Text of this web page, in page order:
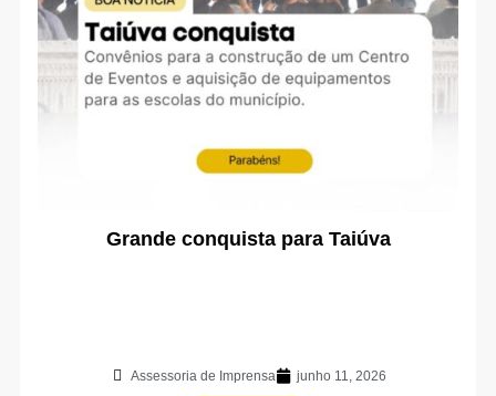
Grande conquista para Taiúva
Assessoria de Imprensa junho 11, 2026